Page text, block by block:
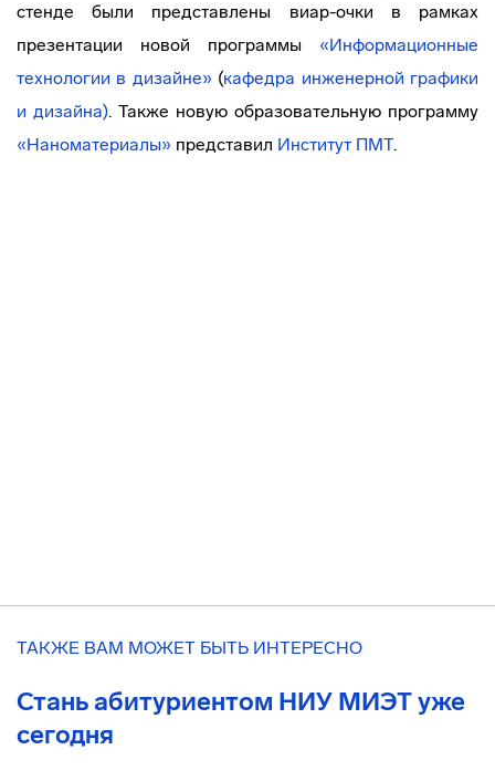
стенде были представлены виар-очки в рамках
презентации новой программы «Информационные
технологии в дизайне» (кафедра инженерной графики
и дизайна). Также новую образовательную программу
«Наноматериалы» представил Институт ПМТ.
ТАКЖЕ ВАМ МОЖЕТ БЫТЬ ИНТЕРЕСНО
Стань абитуриентом НИУ МИЭТ уже
сегодня